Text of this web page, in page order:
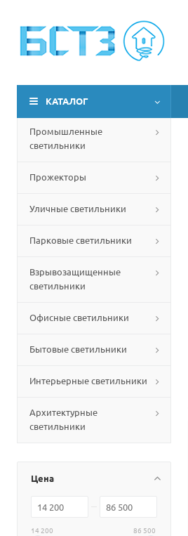
КАТАЛОГ
Промышленные
светильники
Прожекторы
Уличные светильники
Парковые светильники
Взрывозащищенные
светильники
Офисные светильники
Бытовые светильники
Интерьерные светильники
Архитектурные
светильники
Цена
14 200 86 500